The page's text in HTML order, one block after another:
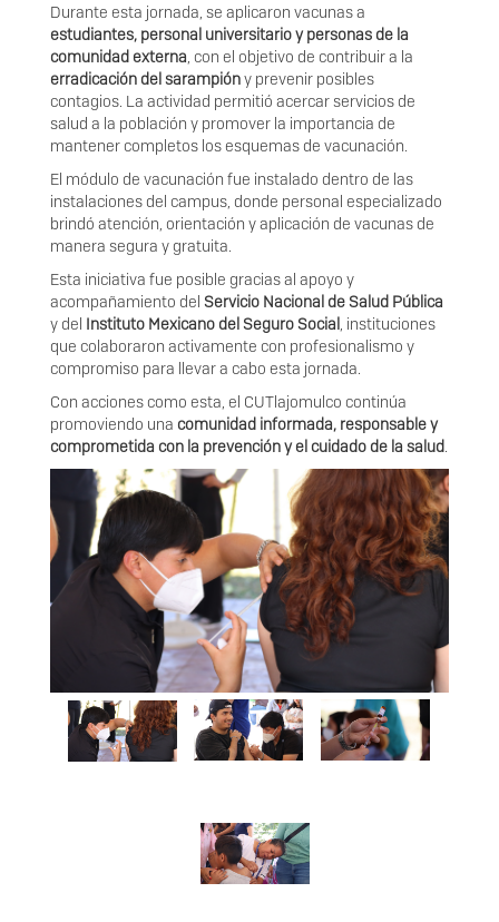
Durante esta jornada, se aplicaron vacunas a
estudiantes, personal universitario y personas de la
comunidad externa , con el objetivo de contribuir a la
erradicación del sarampióny prevenir posibles
contagios. La actividad permitió acercar servicios de
salud a la población y promover la importancia de
mantener completos los esquemas de vacunación.
El módulo de vacunación fue instalado dentro de las
instalaciones del campus, donde personal especializado
brindó atención, orientación y aplicación de vacunas de
manera segura y gratuita.
Esta iniciativa fue posible gracias al apoyo y
acompañamiento del Servicio Nacional de Salud Pública
y del Instituto Mexicano del Seguro Social , instituciones
que colaboraron activamente con profesionalismo y
compromiso para llevar a cabo esta jornada.
Con acciones como esta, el CUTlajomulco continúa
promoviendo una comunidad informada, responsable y
comprometida con la prevención y el cuidado de la salud